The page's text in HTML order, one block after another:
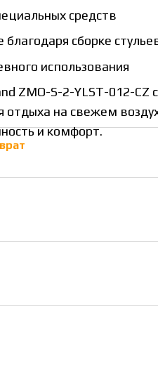
средств
сборке
использования
ZMO-S-2-YLST-012-CZ
на свежем
и комфорт.